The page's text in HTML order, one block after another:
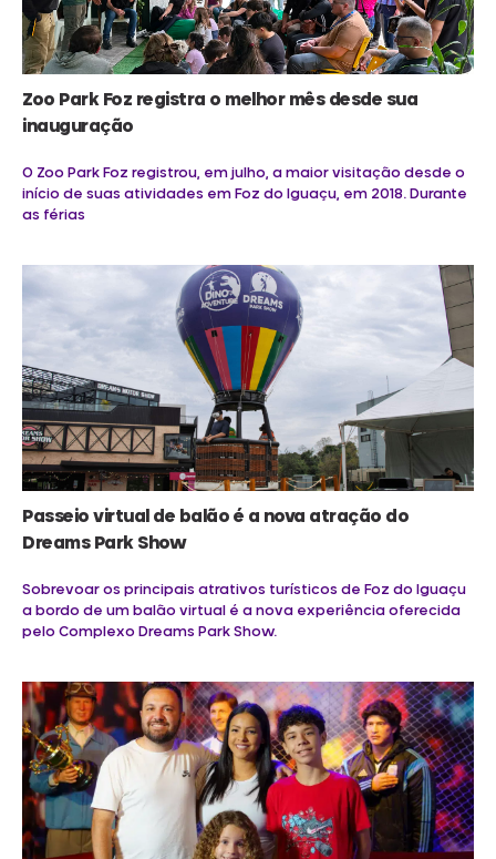
Zoo Park Foz registra o melhor mês desde sua
inauguração
O Zoo Park Foz registrou, em julho, a maior visitação desde o
início de suas atividades em Foz do Iguaçu, em 2018. Durante
as férias
Passeio virtual de balão é a nova atração do
Dreams Park Show
Sobrevoar os principais atrativos turísticos de Foz do Iguaçu
a bordo de um balão virtual é a nova experiência oferecida
pelo Complexo Dreams Park Show.